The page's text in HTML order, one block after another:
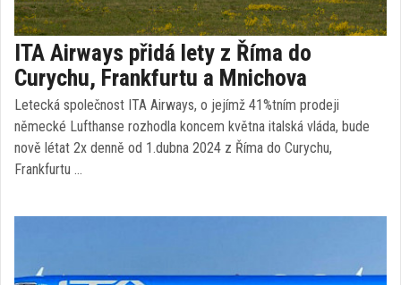
ITA Airways přidá lety z Říma do
Curychu, Frankfurtu a Mnichova
Letecká společnost ITA Airways, o jejímž 41%tním prodeji
německé Lufthanse rozhodla koncem května italská vláda, bude
nově létat 2x denně od 1.dubna 2024 z Říma do Curychu,
Frankfurtu …